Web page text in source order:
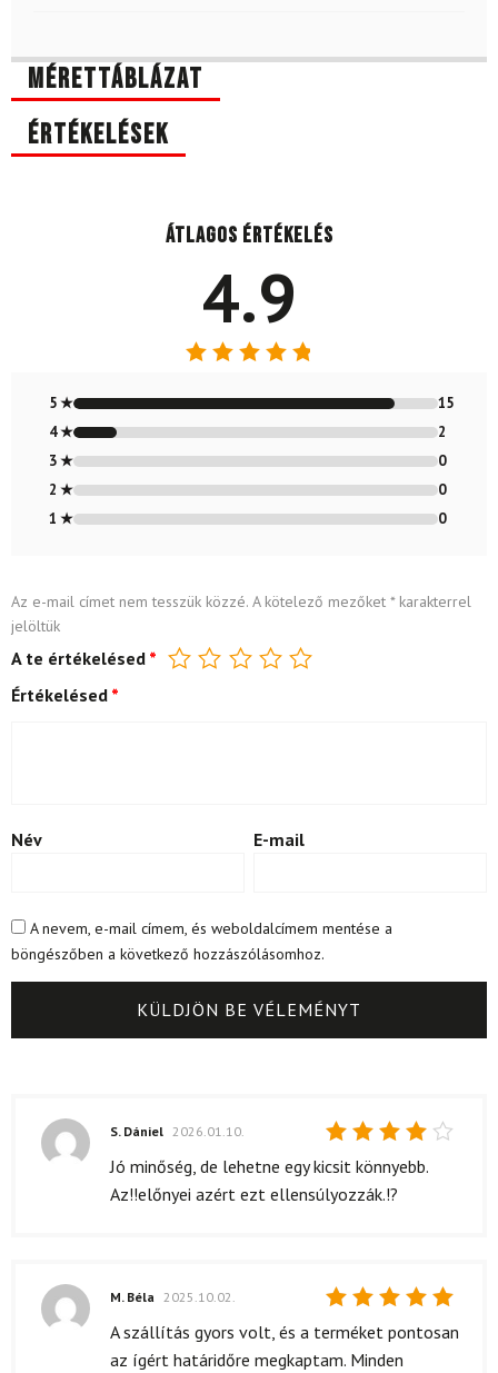
Mérettáblázat
Értékelések
Átlagos értékelés
4.9
4.88/ 5
5 ★
15
4 ★
2
3 ★
0
2 ★
0
1 ★
0
Az e-mail címet nem tesszük közzé. A kötelező mezőket *karakterrel
jelöltük
A te értékelésed *
Értékelésed *
Név E-mail
A nevem, e-mail címem, és weboldalcímem mentése a
böngészőben a következő hozzászólásomhoz.
Értékelés:
S. Dániel 2026.01.10.
Jó minőség, de lehetne egy kicsit könnyebb.
Az!!előnyei azért ezt ellensúlyozzák.!?
Értékelés:
/ 5
M. Béla 2025.10.02.
A szállítás gyors volt, és a terméket pontosan
az ígért határidőre megkaptam. Minden